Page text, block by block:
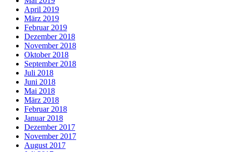
April 2019
März 2019
Februar 2019
Dezember 2018
November 2018
Oktober 2018
September 2018
Juli 2018
Juni 2018
Mai 2018
März 2018
Februar 2018
Januar 2018
Dezember 2017
November 2017
August 2017